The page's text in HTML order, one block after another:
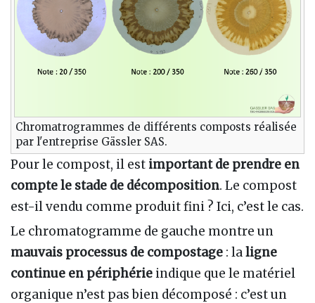
Chromatrogrammes de différents composts réalisée
par l'entreprise Gässler SAS.
Pour le compost, il est important de prendre en
compte le stade de décomposition. Le compost
est-il vendu comme produit fini ? Ici, c’est le cas.
Le chromatogramme de gauche montre un
mauvais processus de compostage : laligne
continue en périphérie indique que le matériel
organique n’est pas bien décomposé : c’est un